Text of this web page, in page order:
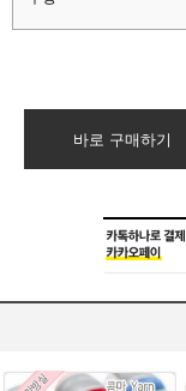
바로 구매하기